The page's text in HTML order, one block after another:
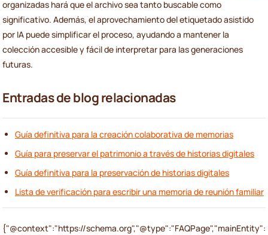
organizadas hará que el archivo sea tanto buscable como
significativo. Además, el aprovechamiento del etiquetado asistido
por IA puede simplificar el proceso, ayudando a mantener la
colección accesible y fácil de interpretar para las generaciones
futuras.
Entradas de blog relacionadas
Guía definitiva para la creación colaborativa de memorias
Guía para preservar el patrimonio a través de historias digitales
Guía definitiva para la preservación de historias digitales
Lista de verificación para escribir una memoria de reunión familiar
{"@context":"https://schema.org","@type":"FAQPage","mainEntity":